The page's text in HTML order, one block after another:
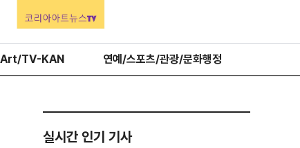
Art/TV-KAN 연예/스포츠/관광/문화행정
실시간 인기 기사